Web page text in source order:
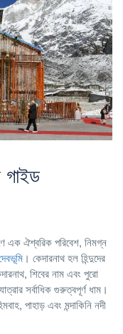
এক ঐশ্বরিক পরিবেশ, নিমগ্ন
। কেদারনাথ হল হিন্দুদের
শিবের নাম এবং পুরো
সর্বাধিক গুরুত্বপূর্ণ ধাম।
পাহাড় এবং মন্দাকিনি নদী